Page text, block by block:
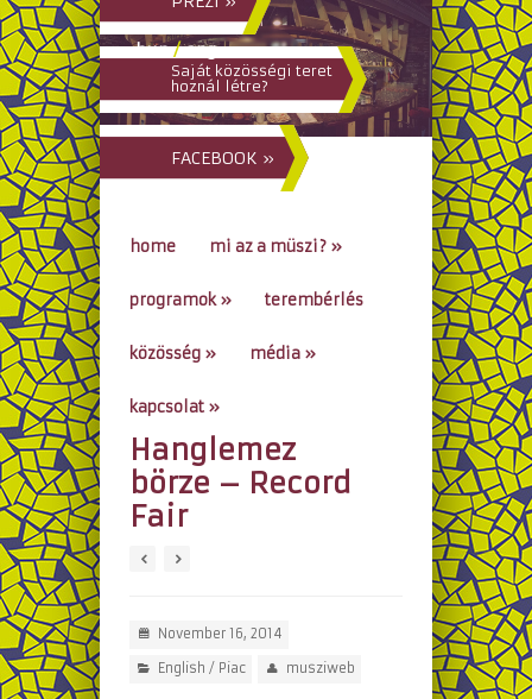
hun/eng
Saját közösségi teret
hoznál létre?
FACEBOOK »
home mi az a müszi? »
programok» terembérlés
közösség » média »
kapcsolat »
go to...
Hanglemez
börze – Record
Fair
November 16, 2014
English / Piac musziweb